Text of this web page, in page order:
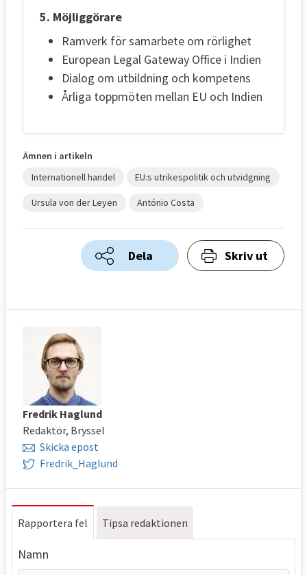
5. Möjliggörare
Ramverk för samarbete om rörlighet
European Legal Gateway Office i Indien
Dialog om utbildning och kompetens
Årliga toppmöten mellan EU och Indien
Ämnen i artikeln
Internationell handel
EU:s utrikespolitik och utvidgning
Ursula von der Leyen António Costa
Dela Skriv ut
Fredrik Haglund
Redaktör, Bryssel
Skicka epost
Fredrik_Haglund
Rapportera fel Tipsa redaktionen
Namn